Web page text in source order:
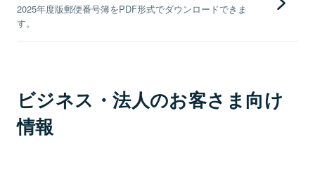
2025年度版郵便番号簿をPDF形式でダウンロードできま
す。
ビジネス・法人のお客さま向け
情報